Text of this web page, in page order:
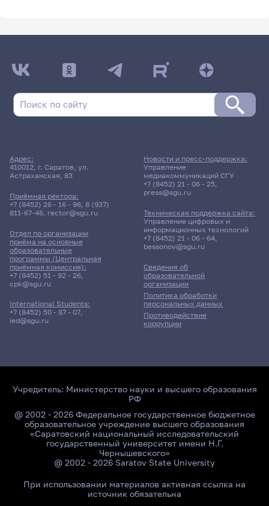
Адрес:
410012, г. Саратов, ул.
Астраханская, 83
Приёмная ректора:
+7 (8452) 26 - 16 - 96, 8 (937)
811-67-46, rector@sgu.ru
Отдел по организации
приёма на основные
образовательные
программы (Центральная
приёмная комиссия):
+7 (8452) 51 - 92 - 26,
cpk@sgu.ru
International Students:
+7 (8452) 50 - 87 - 07,
ied@sgu.ru
Сведения об
образовательной
организации
Политика обработки
персональных данных
Противодействие
коррупции
Новости и пресс-поддержка:
Управление
медиакоммуникаций СГУ
+7 (8452) 21 - 06 - 25,
press@sgu.ru
Техническая поддержка сайта:
Управление цифровых и
информационных технологий
+7 (8452) 21 - 06 - 64,
bessonov@sgu.ru
Учредитель: Министерство науки и высшего образования
РФ
@ 2002 - 2026 Федеральное государственное бюджетное
образовательное учреждение высшего образования
«Саратовский национальный исследовательский
государственный университет имени Н.Г.
Чернышевского»
@ 2002 - 2026 Saratov State University
При использовании материалов активная ссылка на
источник обязательна